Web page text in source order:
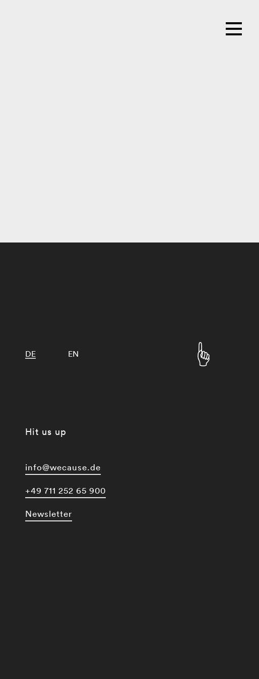
DE EN
Hit us up
info@wecause.de
+49 711 252 65 900
Newsletter